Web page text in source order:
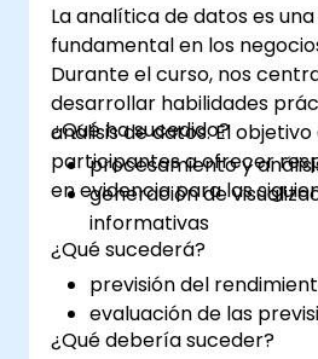
La analítica de datos es
fundamental en los
Durante el curso, nos
desarrollar habilidades
análisis de datos. El
participantes a ofrecer
en evidencia para las
¿Qué ha sucedido?
procesamiento y
generación de
informativas
¿Qué sucederá?
previsión del
evaluación de las
¿Qué debería suceder?